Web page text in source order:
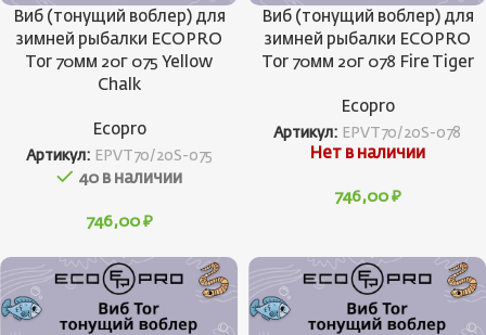
Виб (тонущий воблер) для
зимней рыбалки ECOPRO
Tor 70мм 20г 075 Yellow
Chalk
Ecopro
Артикул: EPVT70/20S-075
40 в наличии
746,00 ₽
Виб (тонущий воблер) для
зимней рыбалки ECOPRO
Tor 70мм 20г 078 Fire Tiger
Ecopro
Артикул: EPVT70/20S-078
Нет в наличии
746,00 ₽